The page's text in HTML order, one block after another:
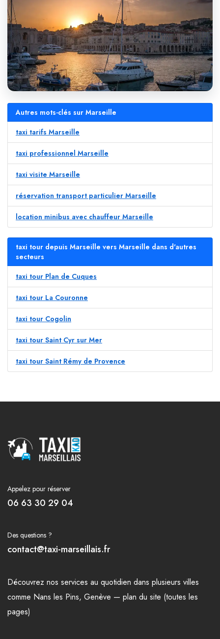
Autres mots-clés sur Marseille
taxi tarifs Marseille
taxi professionnel Marseille
taxi visite Marseille
réservation transport particulier Marseille
location minibus avec chauffeur Marseille
taxi tour depuis Marseille vers Marseille dans d'autres
secteurs
taxi tour Plan de Cuques
taxi tour La Couronne
taxi tour Cogolin
taxi tour Saint Cyr sur Mer
taxi tour Saint Rémy de Provence
Appelez pour réserver
06 63 30 29 04
Des questions ?
contact@taxi-marseillais.fr
Découvrez nos services au quotidien dans plusieurs villes
comme Nans les Pins, Genève — plan du site (toutes les
pages)